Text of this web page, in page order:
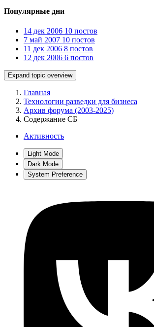
Популярные дни
14 дек 2006 10 постов
7 май 2007 10 постов
11 дек 2006 8 постов
12 дек 2006 6 постов
Expand topic overview
Главная
Технологии разведки для бизнеса
Архив форума (2003-2025)
Содержание СБ
Активность
Light Mode
Dark Mode
System Preference